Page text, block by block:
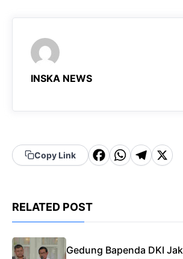
INSKA NEWS
Copy Link
F
o
W
A
T
a
X
RELATED POST
Gedung Bapenda DKI